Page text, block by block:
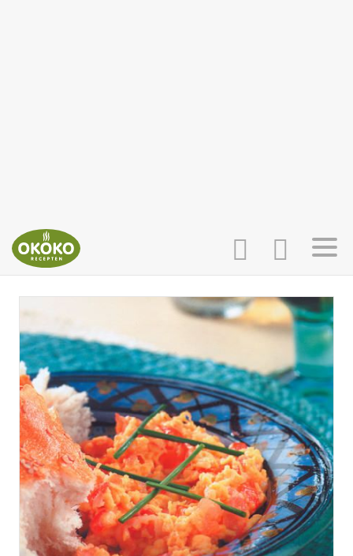
INLOGGEN
AANMELDEN
HOME
RECEPTEN
WEEKMENU'S
KOOKBOEKEN